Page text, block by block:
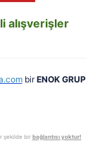
alışverişler
birENOK GRUP
şekilde bir bağlantısı yoktur!